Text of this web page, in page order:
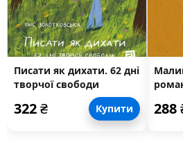
Писати як дихати. 62 дні
творчої свободи
322₴ Купити 288